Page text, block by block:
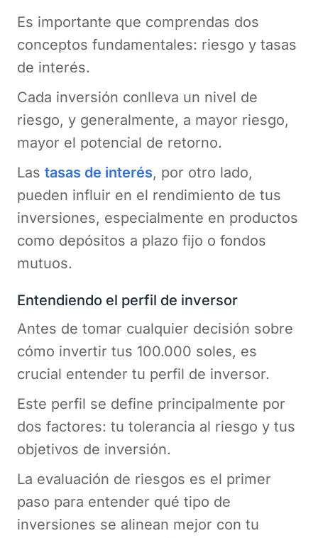
Es importante que comprendas dos
conceptos fundamentales: riesgo y tasas
de interés.
Cada inversión conlleva un nivel de
riesgo, y generalmente, a mayor riesgo,
mayor el potencial de retorno.
Las tasas de interés, por otro lado,
pueden influir en el rendimiento de tus
inversiones, especialmente en productos
como depósitos a plazo fijo o fondos
mutuos.
Entendiendo el perfil de inversor
Antes de tomar cualquier decisión sobre
cómo invertir tus 100.000 soles, es
crucial entender tu perfil de inversor.
Este perfil se define principalmente por
dos factores: tu tolerancia al riesgo y tus
objetivos de inversión.
La evaluación de riesgos es el primer
paso para entender qué tipo de
inversiones se alinean mejor con tu